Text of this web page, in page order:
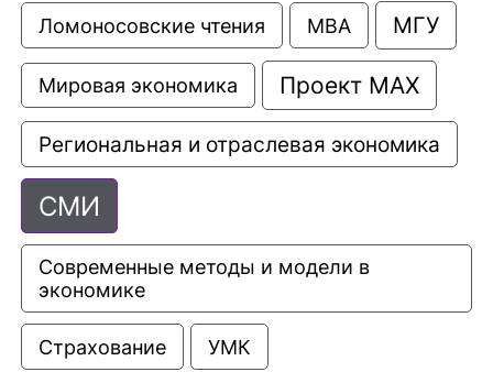
Ломоносовские чтения МВА МГУ
Мировая экономика Проект МАХ
Региональная и отраслевая экономика
СМИ
Современные методы и модели в
экономике
Страхование УМК